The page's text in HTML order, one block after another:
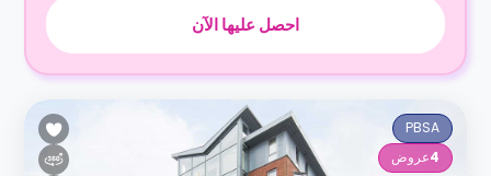
احصل عليها الآن
PBSA
4عروض